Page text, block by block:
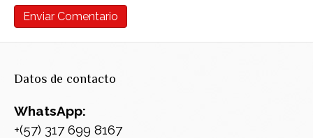
Datos de contacto
WhatsApp:
+(57) 317 699 8167